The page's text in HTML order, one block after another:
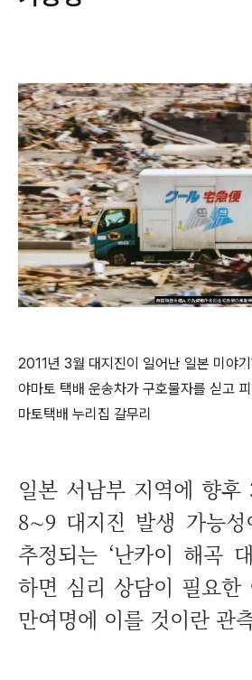
2011년 3월 대지진이 일어난 일본 미야
야마토 택배 운송차가 구호물자를 싣고
마토택배 누리집 갈무리
일본 서남부 지역에 향
8∼9 대지진 발생 가능
추정되는 ‘난카이 해곡
하면 심리 상담이 필요한
만여명에 이를 것이란 관